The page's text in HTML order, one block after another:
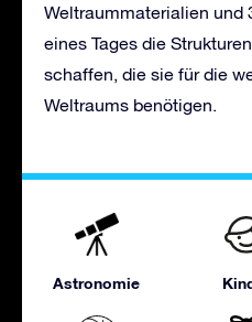
Weltraummaterialien und
eines Tages die
schaffen, die sie für die
Weltraums benötigen.
Astronomie